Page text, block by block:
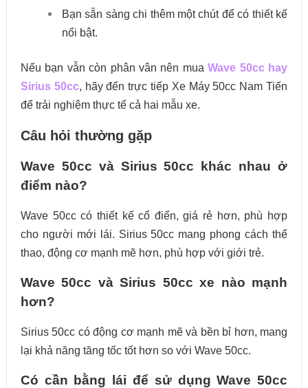
Bạn sẵn sàng chi thêm một chút để có thiết kế
nổi bật.
Nếu bạn vẫn còn phân vân nên muaWave 50cc hay
Sirius 50cc, hãy đến trực tiếp Xe Máy 50cc Nam Tiến
để trải nghiệm thực tế cả hai mẫu xe.
Câu hỏi thường gặp
Wave 50cc và Sirius 50cc khác nhau ở
điểm nào?
Wave 50cc có thiết kế cổ điển, giá rẻ hơn, phù hợp
cho người mới lái. Sirius 50cc mang phong cách thể
thao, động cơ mạnh mẽ hơn, phù hợp với giới trẻ.
Wave 50cc và Sirius 50cc xe nào mạnh
hơn?
Sirius 50cc có động cơ mạnh mẽ và bền bỉ hơn, mang
lại khả năng tăng tốc tốt hơn so với Wave 50cc.
Có cần bằng lái để sử dụng Wave 50cc